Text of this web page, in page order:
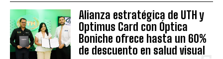
Alianza estratégica de UTH y
Optimus Card con Óptica
Boniche ofrece hasta un 60%
de descuento en salud visual